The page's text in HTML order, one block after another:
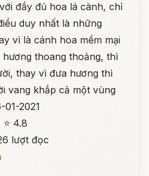
đầy đủ hoa lá cành, chỉ
duy nhất là những
vì là cánh hoa mềm mại
thoang thoảng, thì
thay vì đưa hương thì
vang khắp cả một vùng
01-2021
⭐ 4.8
lượt đọc